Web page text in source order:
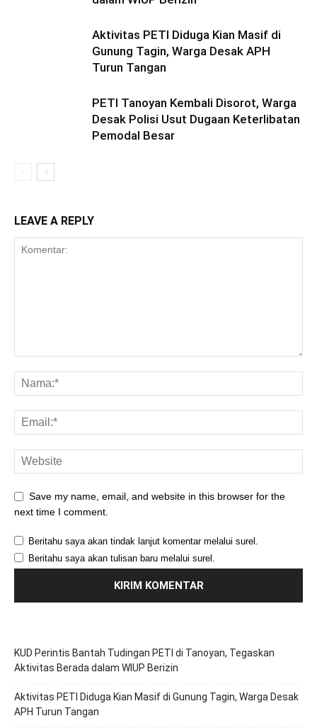
Aktivitas PETI Diduga Kian Masif di
Gunung Tagin, Warga Desak APH
Turun Tangan
PETI Tanoyan Kembali Disorot, Warga
Desak Polisi Usut Dugaan Keterlibatan
Pemodal Besar
LEAVE A REPLY
Save my name, email, and website in this browser for the
next time I comment.
Beritahu saya akan tindak lanjut komentar melalui surel.
Beritahu saya akan tulisan baru melalui surel.
KUD Perintis Bantah Tudingan PETI di Tanoyan, Tegaskan
Aktivitas Berada dalam WIUP Berizin
Aktivitas PETI Diduga Kian Masif di Gunung Tagin, Warga Desak
APH Turun Tangan